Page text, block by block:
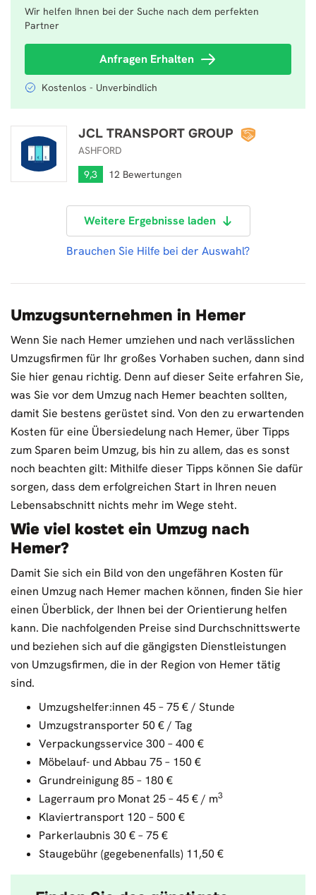
Wir helfen Ihnen bei der Suche nach dem perfekten
Partner
Anfragen Erhalten
Kostenlos - Unverbindlich
JCL TRANSPORT GROUP
ASHFORD
9,3
12 Bewertungen
JCL TRANSPORT GROUP
Weitere Ergebnisse laden
Brauchen Sie Hilfe bei der Auswahl?
Umzugsunternehmen in Hemer
Wenn Sie nach Hemer umziehen und nach verlässlichen
Umzugsfirmen für Ihr großes Vorhaben suchen, dann sind
Sie hier genau richtig. Denn auf dieser Seite erfahren Sie,
was Sie vor dem Umzug nach Hemer beachten sollten,
damit Sie bestens gerüstet sind. Von den zu erwartenden
Kosten für eine Übersiedelung nach Hemer, über Tipps
zum Sparen beim Umzug, bis hin zu allem, das es sonst
noch beachten gilt: Mithilfe dieser Tipps können Sie dafür
sorgen, dass dem erfolgreichen Start in Ihren neuen
Lebensabschnitt nichts mehr im Wege steht.
Wie viel kostet ein Umzug nach
Hemer?
Damit Sie sich ein Bild von den ungefähren Kosten für
einen Umzug nach Hemer machen können, finden Sie hier
einen Überblick, der Ihnen bei der Orientierung helfen
kann. Die nachfolgenden Preise sind Durchschnittswerte
und beziehen sich auf die gängigsten Dienstleistungen
von Umzugsfirmen, die in der Region von Hemer tätig
sind.
Umzugshelfer:innen 45 – 75 € / Stunde
Umzugstransporter 50 € / Tag
Verpackungsservice 300 – 400 €
Möbelauf- und Abbau 75 – 150 €
Grundreinigung 85 – 180 €
Lagerraum pro Monat 25 – 45 € / m3
Klaviertransport 120 – 500 €
Parkerlaubnis 30 € – 75 €
Staugebühr (gegebenenfalls) 11,50 €